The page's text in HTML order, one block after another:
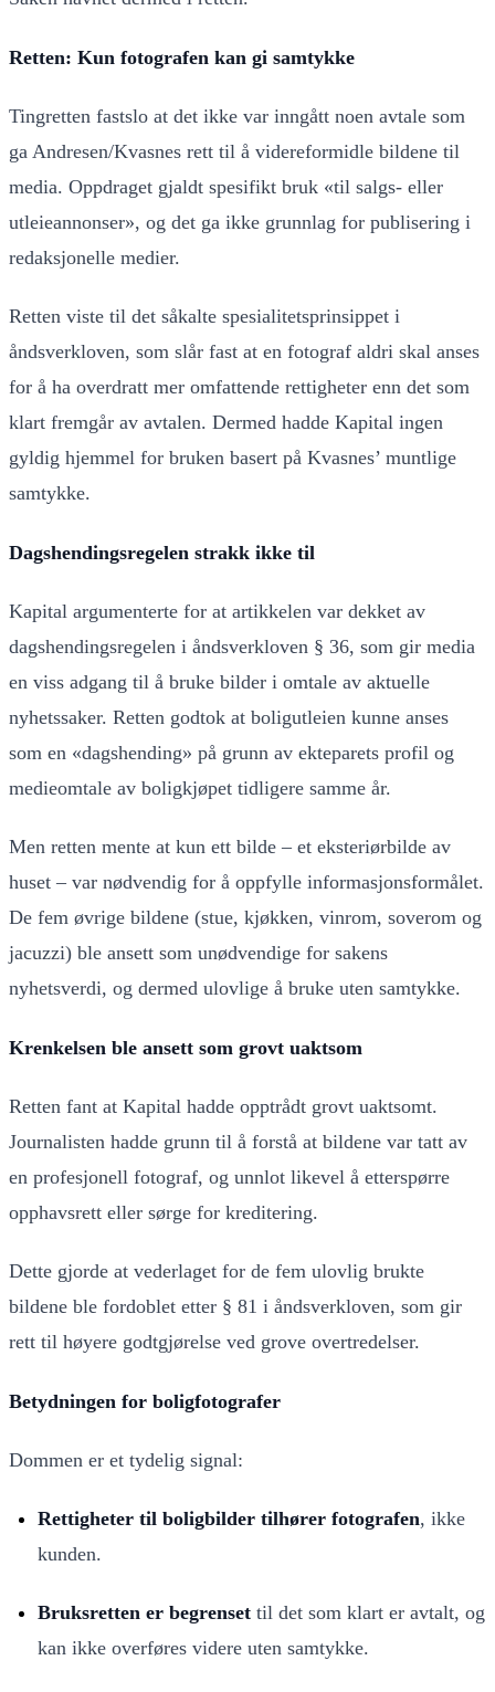
Retten: Kun fotografen kan gi samtykke
Tingretten fastslo at det ikke var inngått noen avtale som
ga Andresen/Kvasnes rett til å videreformidle bildene til
media. Oppdraget gjaldt spesifikt bruk «til salgs- eller
utleieannonser», og det ga ikke grunnlag for publisering i
redaksjonelle medier.
Retten viste til det såkalte spesialitetsprinsippet i
åndsverkloven, som slår fast at en fotograf aldri skal anses
for å ha overdratt mer omfattende rettigheter enn det som
klart fremgår av avtalen. Dermed hadde Kapital ingen
gyldig hjemmel for bruken basert på Kvasnes’ muntlige
samtykke.
Dagshendingsregelen strakk ikke til
Kapital argumenterte for at artikkelen var dekket av
dagshendingsregelen i åndsverkloven § 36, som gir media
en viss adgang til å bruke bilder i omtale av aktuelle
nyhetssaker. Retten godtok at boligutleien kunne anses
som en «dagshending» på grunn av ekteparets profil og
medieomtale av boligkjøpet tidligere samme år.
Men retten mente at kun ett bilde – et eksteriørbilde av
huset – var nødvendig for å oppfylle informasjonsformålet.
De fem øvrige bildene (stue, kjøkken, vinrom, soverom og
jacuzzi) ble ansett som unødvendige for sakens
nyhetsverdi, og dermed ulovlige å bruke uten samtykke.
Krenkelsen ble ansett som grovt uaktsom
Retten fant at Kapital hadde opptrådt grovt uaktsomt.
Journalisten hadde grunn til å forstå at bildene var tatt av
en profesjonell fotograf, og unnlot likevel å etterspørre
opphavsrett eller sørge for kreditering.
Dette gjorde at vederlaget for de fem ulovlig brukte
bildene ble fordoblet etter § 81 i åndsverkloven, som gir
rett til høyere godtgjørelse ved grove overtredelser.
Betydningen for boligfotografer
Dommen er et tydelig signal:
Rettigheter til boligbilder tilhører fotografen, ikke
kunden.
Bruksretten er begrenset til det som klart er avtalt, og
kan ikke overføres videre uten samtykke.